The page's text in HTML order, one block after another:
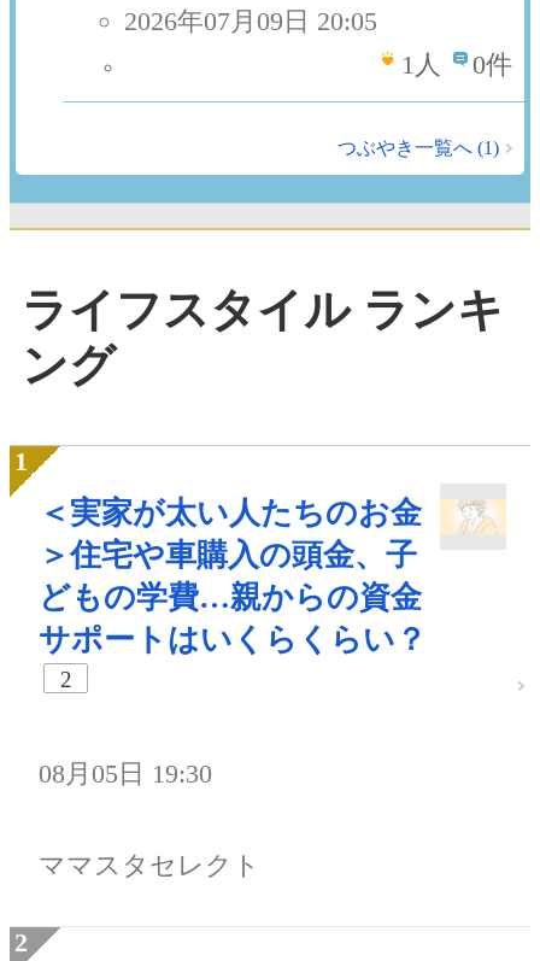
2026年07月09日 20:05
1 人 0件
つぶやき一覧へ (1)
ライフスタイル ランキ
ング
＜実家が太い人たちのお金
＞住宅や車購入の頭金、子
どもの学費…親からの資金
サポートはいくらくらい？
2
08月05日 19:30
ママスタセレクト